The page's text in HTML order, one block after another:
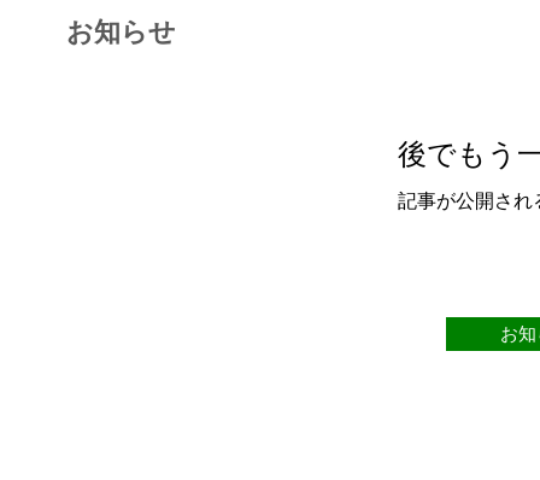
お知らせ
後でもう
記事が公開され
お